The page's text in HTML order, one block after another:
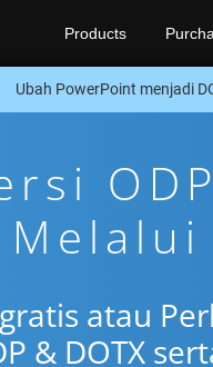
Products
Ubah PowerPoint menjadi
atau
& DOTX